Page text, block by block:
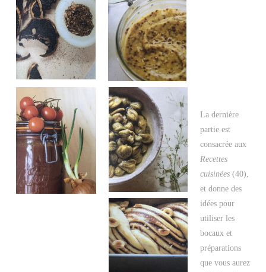
La dernière
partie est
consacrée aux
Recettes
cuisinées (40),
et donne des
idées pour
utiliser les
bocaux et
préparations
que vous aurez